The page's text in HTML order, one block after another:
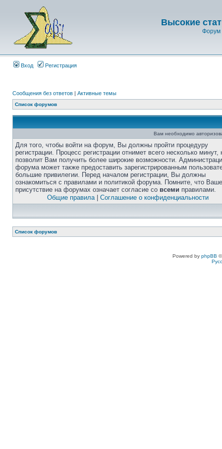
Высокие
Форум
Вход Регистрация
Сообщения без ответов | Активные темы
Список форумов
Вам необходимо
Для того, чтобы войти на форум, Вы должны пройти процедуру
регистрации. Процесс регистрации отнимет всего несколько минут,
позволит Вам получить более широкие возможности.
форума может также предоставить зарегистрированным
большие привилегии. Перед началом регистрации, Вы должны
ознакомиться с правилами и политикой форума. Помните, что Ваше
присутствие на форумах означает согласие со всеми правилами.
Общие правила| Соглашение о конфиденциальности
Список форумов
Powered by phpBB